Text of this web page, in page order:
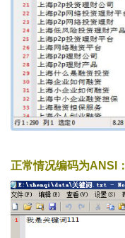
正常情况编码为ANSI：